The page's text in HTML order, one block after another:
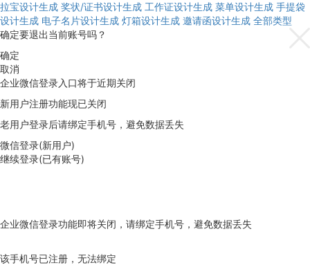
拉宝设计生成 奖状/证书设计生成 工作证设计生成 菜单设计生成 手提袋
设计生成 电子名片设计生成 灯箱设计生成 邀请函设计生成 全部类型
确定要退出当前账号吗？
确定
取消
企业微信登录入口将于近期关闭
新用户注册功能现已关闭
老用户登录后请绑定手机号，避免数据丢失
微信登录(新用户)
继续登录(已有账号)
企业微信登录功能即将关闭，请绑定手机号，避免数据丢失
该手机号已注册，无法绑定